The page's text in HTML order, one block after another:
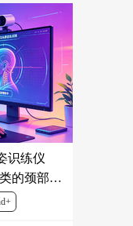
识练仪
的颈部舒